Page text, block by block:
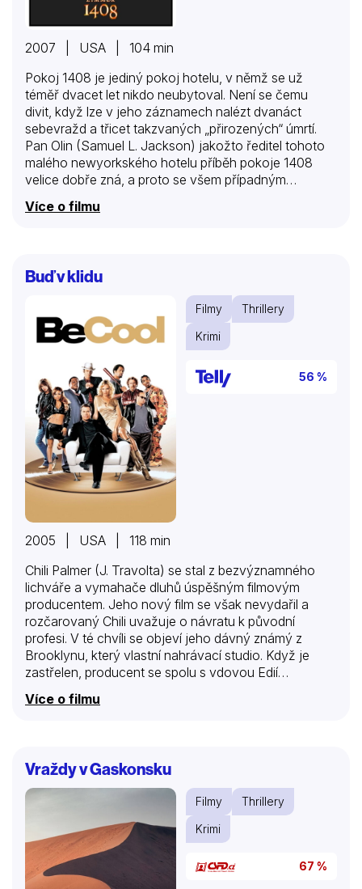
2007 | USA | 104 min
Pokoj 1408 je jediný pokoj hotelu, v němž se už
téměř dvacet let nikdo neubytoval. Není se čemu
divit, když lze v jeho záznamech nalézt dvanáct
sebevražd a třicet takzvaných „přirozených“ úmrtí.
Pan Olin (Samuel L. Jackson) jakožto ředitel tohoto
malého newyorkského hotelu příběh pokoje 1408
velice dobře zná, a proto se všem případným
zájemcům snaží pobyt v něm ze všech sil rozmluvit.
Spisovatel Mike Enslin (John Cusack) se však psaním
kterých psal. Navíc by mu chyběla kapitola do nové
knihy. Vyzbrojen diktafonem se tedy vydává do
čtrnáctého patra, které je ale ve skutečnosti…
Více o filmu
Buď v klidu
Filmy
Thrillery
Krimi
56 %
2005 | USA | 118 min
Chili Palmer (J. Travolta) se stal z bezvýznamného
lichváře a vymahače dluhů úspěšným filmovým
producentem. Jeho nový film se však nevydařil a
rozčarovaný Chili uvažuje o návratu k původní
profesi. V té chvíli se objeví jeho dávný známý z
Brooklynu, který vlastní nahrávací studio. Když je
zastřelen, producent se spolu s vdovou Edií
hudební branže, zaplete se s ruskou mafií a ještě
Elmora Leonarda, který navázal na autorův předchozí
titul Chyťte ho!
Více o filmu
Vraždy v Gaskonsku
Filmy
Thrillery
Krimi
67 %